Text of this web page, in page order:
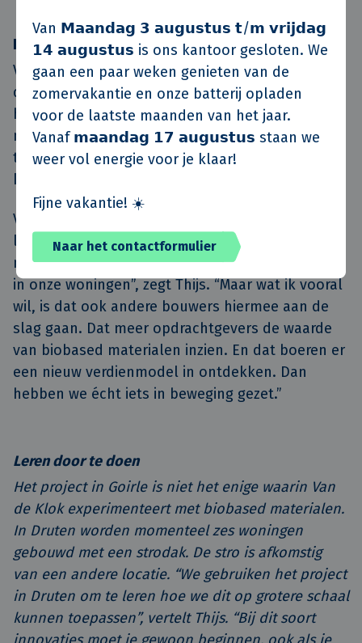
Van 𝗠𝗮𝗮𝗻𝗱𝗮𝗴 𝟯 𝗮𝘂𝗴𝘂𝘀𝘁𝘂𝘀 𝘁/𝗺 𝘃𝗿𝗶𝗷𝗱𝗮𝗴
𝟭𝟰 𝗮𝘂𝗴𝘂𝘀𝘁𝘂𝘀 is ons kantoor gesloten. We
gaan een paar weken genieten van de
zomervakantie en onze batterij opladen
voor de laatste maanden van het jaar.
Vanaf 𝗺𝗮𝗮𝗻𝗱𝗮𝗴 𝟭𝟳 𝗮𝘂𝗴𝘂𝘀𝘁𝘂𝘀 staan we
weer vol energie voor je klaar!
Fijne vakantie! ☀️
Naar het contactformulier
Keten bouwen
Voor Corné zit de kracht van het project vooral in
de samenwerking. “We hebben allemaal
hetzelfde doel: het moet financieel kloppen én
maatschappelijk iets opleveren. Als dit model op
te schalen is, kan het een toekomstbestendige
Voor Van de Klok is het project geslaagd als het
leidt tot een echte keten. “Natuurlijk zou het
mooi zijn als we ons eigen stro kunnen gebruiken
in onze woningen”, zegt Thijs. “Maar wat ik vooral
wil, is dat ook andere bouwers hiermee aan de
slag gaan. Dat meer opdrachtgevers de waarde
van biobased materialen inzien. En dat boeren er
een nieuw verdienmodel in ontdekken. Dan
hebben we écht iets in beweging gezet.”
Leren door te doen
Het project in Goirle is niet het enige waarin Van
de Klok experimenteert met biobased materialen.
In Druten worden momenteel zes woningen
gebouwd met een strodak. De stro is afkomstig
van een andere locatie. “We gebruiken het project
in Druten om te leren hoe we dit op grotere schaal
kunnen toepassen”, vertelt Thijs. “Bij dit soort